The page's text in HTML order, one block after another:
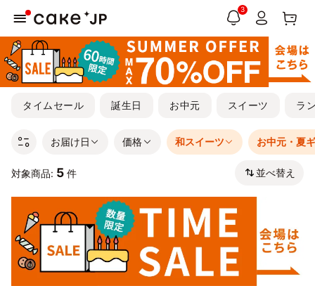
3
タイムセール 誕生日 お中元 スイーツ ラ
お届け日 価格 和スイーツ お中元・夏
対象商品: 5 件 並べ替え